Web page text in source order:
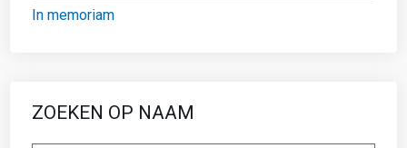
In memoriam
ZOEKEN OP NAAM